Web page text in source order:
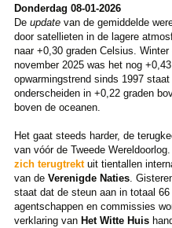
Donderdag 08-01-2026
De updatevan de gemiddelde
door satellieten in de lagere
naar +0,30 graden Celsius.
november 2025 was het nog
opwarmingstrend sinds 1997
onderscheiden in +0,22 graden
boven de oceanen.
Het gaat steeds harder, de
van vóór de Tweede
zich terugtrektuit tientallen
van de Verenigde Naties.
staat dat de steun aan in totaal
agentschappen en commissies
verklaring van Het Witte Huis